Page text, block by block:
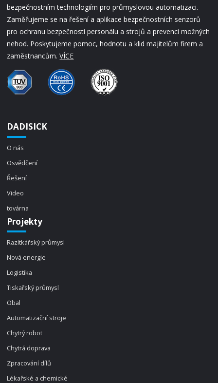
bezpečnostním technologiím pro průmyslovou automatizaci.
Zaměřujeme se na řešení a aplikace bezpečnostních senzorů
pro ochranu bezpečnosti personálu a strojů a prevenci možných
nehod. Poskytujeme pomoc, hodnotu a klid majitelům firem a
zaměstnancům.VÍCE
DADISICK
O nás
Osvědčení
Řešení
Video
továrna
Projekty
Razítkářský průmysl
Nová energie
Logistika
Tiskařský průmysl
Obal
Automatizační stroje
Chytrý robot
Chytrá doprava
Zpracování dílů
Lékařské a chemické